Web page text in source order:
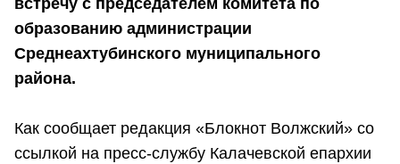
образованию администрации
Среднеахтубинского муниципального
района.
Как сообщает редакция «Блокнот Волжский» со
ссылкой на пресс-службу Калачевской епархии